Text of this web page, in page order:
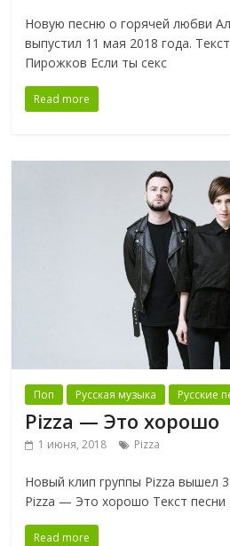
Новую песню о горячей любви
выпустил 11 мая 2018 года.
Пирожков Если ты секс
Read more
Поп Русская музыка Русские
Pizza — Это хорошо
1 июня, 2018 Pizza
Новый клип группы Pizza вышел
Pizza — Это хорошо Текст
Read more